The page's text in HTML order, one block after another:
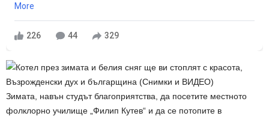
More
226 44 329
Зимата, навън студът благоприятства, да посетите местното
фолклорно училище „Филип Кутев“ и да се потопите в